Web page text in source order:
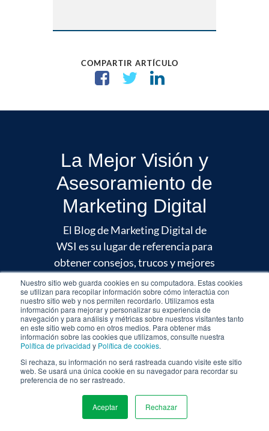
Nuestro sitio web guarda cookies en su computadora. Estas cookies
se utilizan para recopilar información sobre cómo interactúa con
nuestro sitio web y nos permiten recordarlo. Utilizamos esta
información para mejorar y personalizar su experiencia de
navegación y para análisis y métricas sobre nuestros visitantes tanto
en este sitio web como en otros medios. Para obtener más
información sobre las cookies que utilizamos, consulte nuestra
Política de privacidad y Política de cookies.
Si rechaza, su información no será rastreada cuando visite este sitio
web. Se usará una única cookie en su navegador para recordar su
preferencia de no ser rastreado.
Aceptar Rechazar
COMPARTIR ARTÍCULO
La Mejor Visión y
Asesoramiento de
Marketing Digital
El Blog de Marketing Digital de
WSI es su lugar de referencia para
obtener consejos, trucos y mejores
prácticas en todo lo relacionado
con el marketing digital. Mira
nuestras últimas publicaciones.